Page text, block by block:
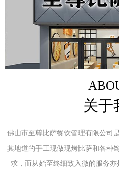
关于
佛山市至尊比萨餐饮管理有限公司
其地道的手工现做现烤比萨和各种
求，而从始至终细致入微的服务